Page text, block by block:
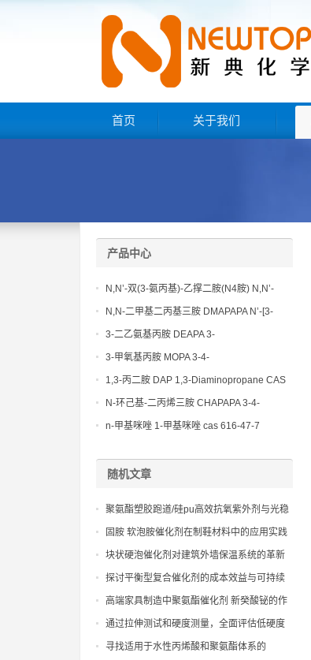
首页 关于我们
产品中心
N,N’-双(3-氨丙基)-乙撑二胺(N4胺) N,N’-
Bis(3-aminopropyl)-ethylenediamine CAS
No10563-26-5
N,N-二甲基二丙基三胺 DMAPAPA N’-[3-
(dimethylamino)propyllpropane-1,3-
diamine CAS No10563-29-8
3-二乙氨基丙胺 DEAPA 3-
(Diethylamino)propylamine CAS No 104-
3-甲氧基丙胺 MOPA 3-4-
Methoxypropylamine CAS No 5332-73-0
1,3-丙二胺 DAP 1,3-Diaminopropane CAS
No 109-76-2
N-环己基-二丙烯三胺 CHAPAPA 3-4-
Methoxypropylamine CAS No:5332-73-0
n-甲基咪唑 1-甲基咪唑 cas 616-47-7
随机文章
聚氨酯塑胶跑道/硅pu高效抗氧紫外剂与光稳
定剂的复配技术，构建全方位的老化防护体
系。
固胺 软泡胺催化剂在制鞋材料中的应用实践
块状硬泡催化剂对建筑外墙保温系统的革新
探讨平衡型复合催化剂的成本效益与可持续
性
高端家具制造中聚氨酯催化剂 新癸酸铋的作
用与效果分析
通过拉伸测试和硬度测量，全面评估低硬度
聚氨酯弹性体扩链剂对材料性能的影响。
寻找适用于水性丙烯酸和聚氨酯体系的